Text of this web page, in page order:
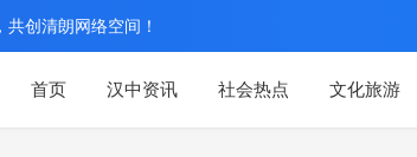
首页 汉中资讯 社会热点 文化旅游
创清朗网络空间！